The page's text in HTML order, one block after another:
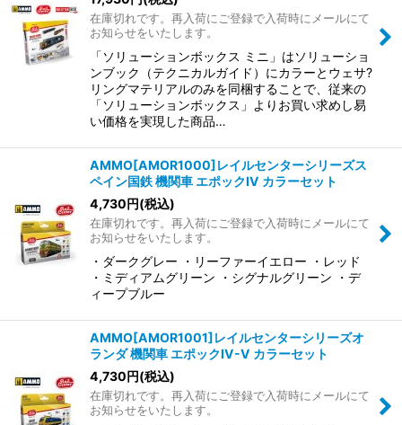
在庫切れです。再入荷にご登録で入荷時にメールにて
お知らせをいたします。
「ソリューションボックス ミニ」はソリューショ
ンブック（テクニカルガイド）にカラーとウェサ?
リングマテリアルのみを同梱することで、従来の
「ソリューションボックス」よりお買い求めし易
い価格を実現した商品…
AMMO[AMOR1000]レイルセンターシリーズス
ペイン国鉄 機関車 エポックIV カラーセット
4,730円(税込)
在庫切れです。再入荷にご登録で入荷時にメールにて
お知らせをいたします。
・ダークグレー ・リーファーイエロー ・レッド
・ミディアムグリーン ・シグナルグリーン ・デ
ィープブルー
AMMO[AMOR1001]レイルセンターシリーズオ
ランダ 機関車 エポックIV-V カラーセット
4,730円(税込)
在庫切れです。再入荷にご登録で入荷時にメールにて
お知らせをいたします。